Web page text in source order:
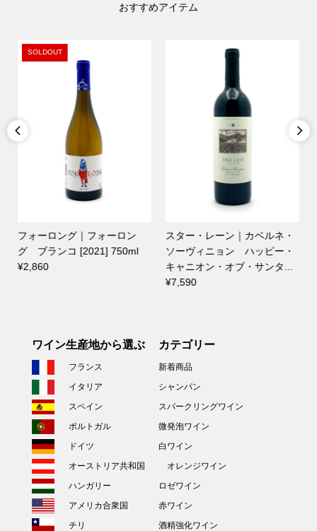
おすすめアイテム

スター・レーン｜カベルネ・
ソーヴィニョン ハッピー・
キャニオン・オブ・サンタ...
カ・ロヘーラ｜メルロー モ
ンテ・デッラ・グアルディア
[2019] 750ml
¥3,300

ワイン生産地から選ぶ
フランス
イタリア
スペイン
ポルトガル
ドイツ
オーストリア共和国
ハンガリー
アメリカ合衆国
チリ
カテゴリー
新着商品
シャンパン
スパークリングワイン
微発泡ワイン
白ワイン
オレンジワイン
ロゼワイン
赤ワイン
酒精強化ワイン